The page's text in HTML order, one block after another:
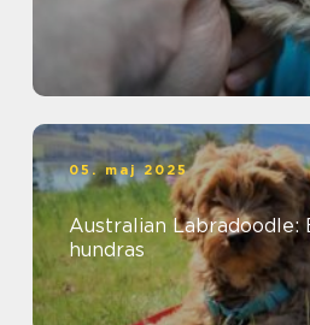
05. maj 2025
Australian Labradoodle:
hundras